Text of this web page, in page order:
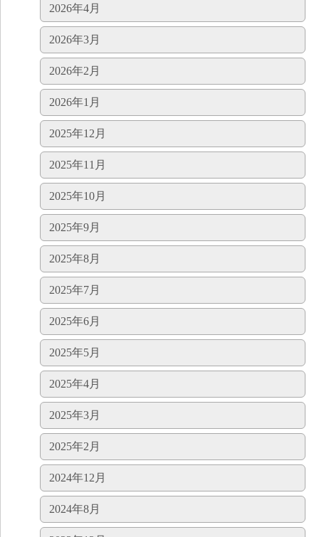
2026年4月
2026年3月
2026年2月
2026年1月
2025年12月
2025年11月
2025年10月
2025年9月
2025年8月
2025年7月
2025年6月
2025年5月
2025年4月
2025年3月
2025年2月
2024年12月
2024年8月